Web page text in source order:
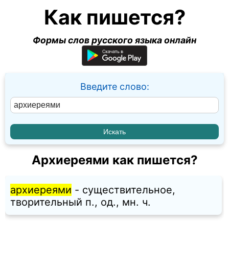
Как пишется?
Формы слов русского языка онлайн
Введите слово:
Архиереями как пишется?
архиереями - существительное,
творительный п., од., мн. ч.